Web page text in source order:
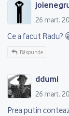
26 mart.
Ce a facut Radu?
Răspunde
ddumi
26 mart.
Prea putin